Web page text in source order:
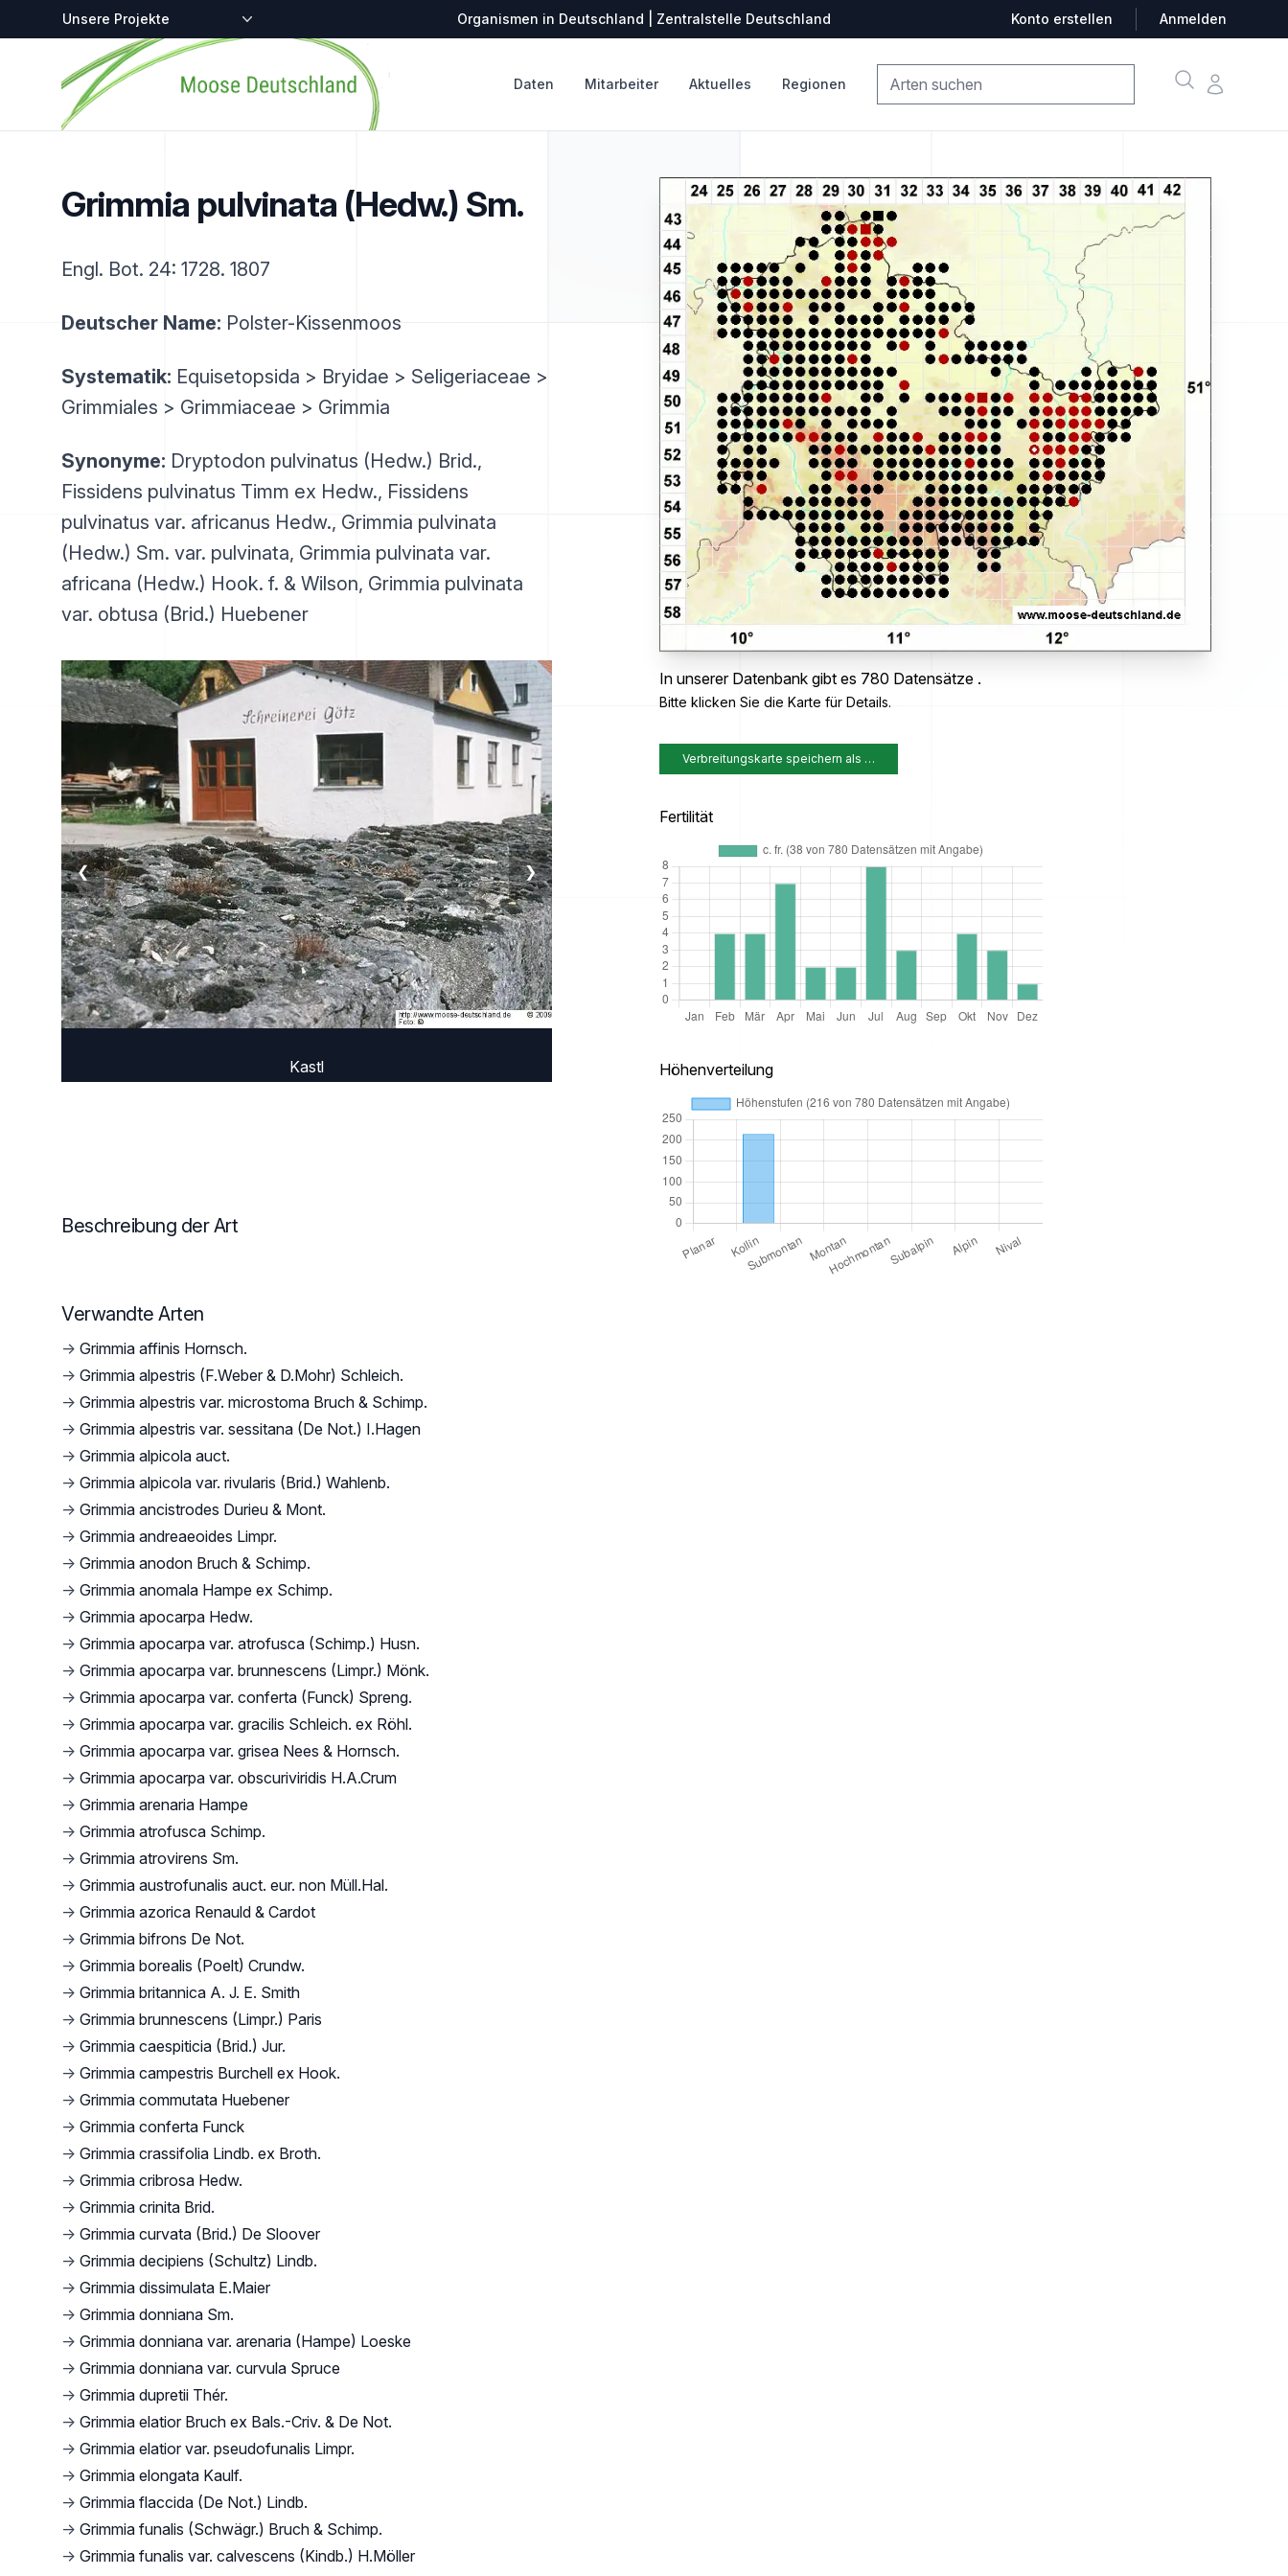
Zentralstellen-Projekte Organismen in Deutschland | Zentralstelle Deutschland Konto erstellen Anmelden
Startseite
Daten Mitarbeiter Aktuelles Regionen SucheKonto
Grimmia pulvinata (Hedw.) Sm.
Engl. Bot. 24: 1728. 1807
Deutscher Name: Polster-Kissenmoos
Systematik: Equisetopsida > Bryidae > Seligeriaceae >
Grimmiales > Grimmiaceae > Grimmia
Synonyme: Dryptodon pulvinatus (Hedw.) Brid.,
Fissidens pulvinatus Timm ex Hedw., Fissidens
pulvinatus var. africanus Hedw., Grimmia pulvinata
(Hedw.) Sm. var. pulvinata, Grimmia pulvinata var.
africana (Hedw.) Hook. f. & Wilson, Grimmia pulvinata
var. obtusa (Brid.) Huebener
Kastl
❮ ❯
In unserer Datenbank gibt es 780 Datensätze .
Bitte klicken Sie die Karte für Details.
Verbreitungskarte speichern als …
Fertilität
Höhenverteilung
Beschreibung der Art
Verwandte Arten
→ Grimmia affinis Hornsch.
→ Grimmia alpestris (F.Weber & D.Mohr) Schleich.
→ Grimmia alpestris var. microstoma Bruch & Schimp.
→ Grimmia alpestris var. sessitana (De Not.) I.Hagen
→ Grimmia alpicola auct.
→ Grimmia alpicola var. rivularis (Brid.) Wahlenb.
→ Grimmia ancistrodes Durieu & Mont.
→ Grimmia andreaeoides Limpr.
→ Grimmia anodon Bruch & Schimp.
→ Grimmia anomala Hampe ex Schimp.
→ Grimmia apocarpa Hedw.
→ Grimmia apocarpa var. atrofusca (Schimp.) Husn.
→ Grimmia apocarpa var. brunnescens (Limpr.) Mönk.
→ Grimmia apocarpa var. conferta (Funck) Spreng.
→ Grimmia apocarpa var. gracilis Schleich. ex Röhl.
→ Grimmia apocarpa var. grisea Nees & Hornsch.
→ Grimmia apocarpa var. obscuriviridis H.A.Crum
→ Grimmia arenaria Hampe
→ Grimmia atrofusca Schimp.
→ Grimmia atrovirens Sm.
→ Grimmia austrofunalis auct. eur. non Müll.Hal.
→ Grimmia azorica Renauld & Cardot
→ Grimmia bifrons De Not.
→ Grimmia borealis (Poelt) Crundw.
→ Grimmia britannica A. J. E. Smith
→ Grimmia brunnescens (Limpr.) Paris
→ Grimmia caespiticia (Brid.) Jur.
→ Grimmia campestris Burchell ex Hook.
→ Grimmia commutata Huebener
→ Grimmia conferta Funck
→ Grimmia crassifolia Lindb. ex Broth.
→ Grimmia cribrosa Hedw.
→ Grimmia crinita Brid.
→ Grimmia curvata (Brid.) De Sloover
→ Grimmia decipiens (Schultz) Lindb.
→ Grimmia dissimulata E.Maier
→ Grimmia donniana Sm.
→ Grimmia donniana var. arenaria (Hampe) Loeske
→ Grimmia donniana var. curvula Spruce
→ Grimmia dupretii Thér.
→ Grimmia elatior Bruch ex Bals.-Criv. & De Not.
→ Grimmia elatior var. pseudofunalis Limpr.
→ Grimmia elongata Kaulf.
→ Grimmia flaccida (De Not.) Lindb.
→ Grimmia funalis (Schwägr.) Bruch & Schimp.
→ Grimmia funalis var. calvescens (Kindb.) H.Möller